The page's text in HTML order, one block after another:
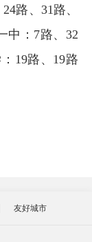
路、31路、
中：7路、32
19路、19路
友好城市